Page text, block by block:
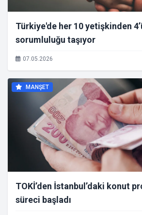
Türkiye'de her 10 yetişkinden
sorumluluğu taşıyor
07.05.2026
MANŞET
TOKİ’den İstanbul’daki konut
süreci başladı